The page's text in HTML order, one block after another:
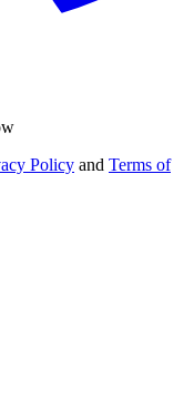
Policy and Terms of